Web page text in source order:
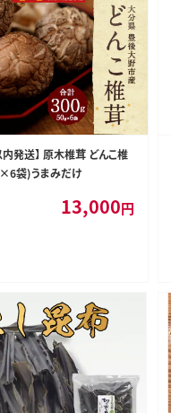
発送】 原木椎茸 どんこ椎
袋)うまみだけ
13,000円